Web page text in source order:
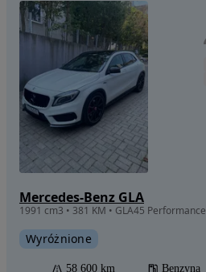
Mercedes-Benz GLA
1991 cm3 • 381 KM • GLA45 Performance
Wyróżnione
58 600 km Benzyna